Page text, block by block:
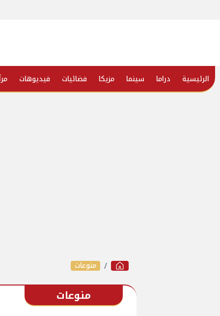
الرئيسية دراما سينما مزيكا فضائيات فيديوهات
منوعات
منوعات